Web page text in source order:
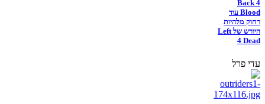
Back 4
Blood עוד
רחוק מלהיות
היורש של Left
4 Dead
עדי פרל